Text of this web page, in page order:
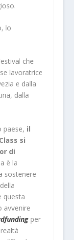
lo
che
lavoratrice
e dalla
dalla
paese, il
si
di
è la
sostenere
questa
avvenire
per